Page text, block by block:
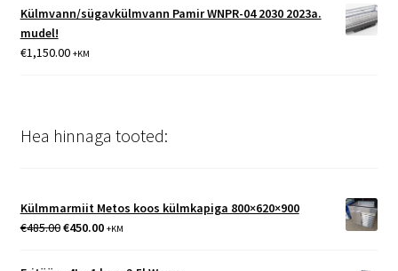
Külmvann/sügavkülmvann Pamir WNPR-04 2030 2023a.
mudel!
€1,150.00 +KM
Hea hinnaga tooted:
Külmmarmiit Metos koos külmkapiga 800×620×900
€485.00Algne
oli:
€450.00Praegune
+KM